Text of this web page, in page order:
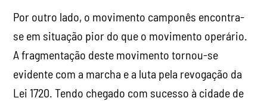
Por outro lado, o movimento camponês encontra-
se em situação pior do que o movimento operário.
A fragmentação deste movimento tornou-se
evidente com a marcha e a luta pela revogação da
Lei 1720. Tendo chegado com sucesso à cidade de